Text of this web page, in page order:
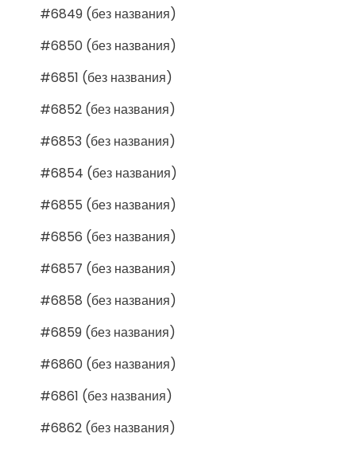
#6849 (без названия)
#6850 (без названия)
#6851 (без названия)
#6852 (без названия)
#6853 (без названия)
#6854 (без названия)
#6855 (без названия)
#6856 (без названия)
#6857 (без названия)
#6858 (без названия)
#6859 (без названия)
#6860 (без названия)
#6861 (без названия)
#6862 (без названия)